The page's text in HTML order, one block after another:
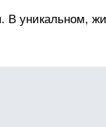
В уникальном,